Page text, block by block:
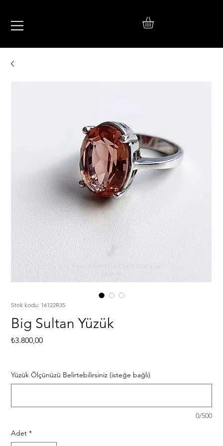
TAKI
Stok kodu: 16122R35
Big Sultan Yüzük
₺3.800,00Fiyat
Yüzük Ölçünüzü Belirtebilirsiniz (isteğe bağlı)
0/500
Adet *